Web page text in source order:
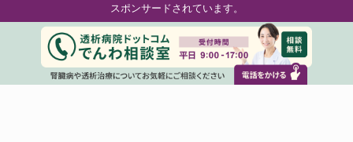
スポンサードされています。